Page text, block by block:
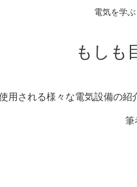
電気を学
もしも
用される様々な電気設備の紹
筆